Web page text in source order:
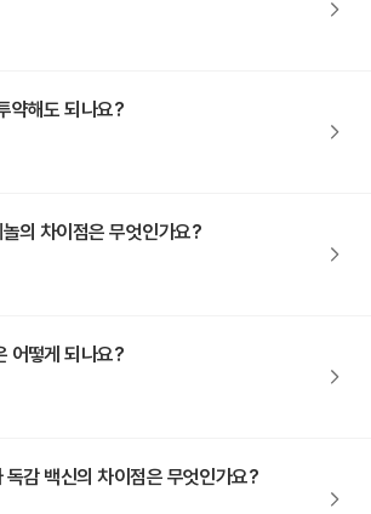
약해도 되나요?
의 차이점은 무엇인가요?
어떻게 되나요?
감 백신의 차이점은 무엇인가요?